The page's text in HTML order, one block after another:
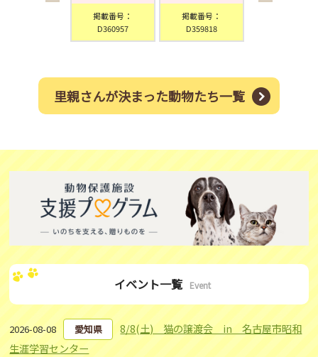
掲載番号：
D360957
掲載番号：
D359818
里親さんが決まった動物たち一覧
イベント一覧 Event
2026-08-08 愛知県
8/8(土) 猫の譲渡会 in 名古屋市昭和
生涯学習センター